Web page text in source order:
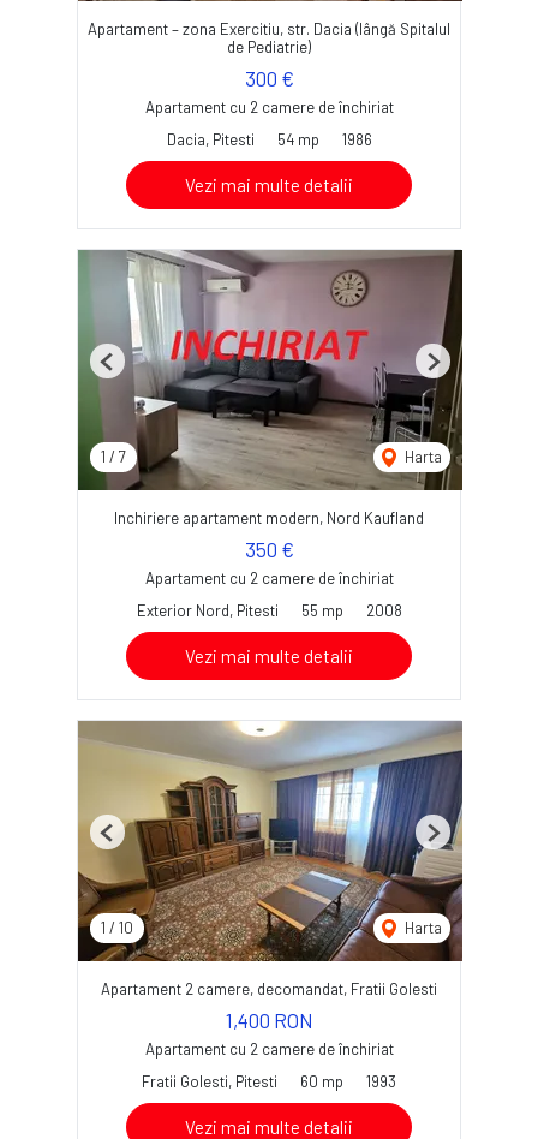
Apartament – zona Exercitiu, str. Dacia (lângă Spitalul
de Pediatrie)
300 €
Apartament cu 2 camere de închiriat
Dacia, Pitesti
54 mp 1986
Vezi mai multe detalii
1 / 7 Harta
Previous Next
Inchiriere apartament modern, Nord Kaufland
350 €
Apartament cu 2 camere de închiriat
Exterior Nord, Pitesti
55 mp 2008
Vezi mai multe detalii
1 / 10 Harta
Previous Next
Apartament 2 camere, decomandat, Fratii Golesti
1,400 RON
Apartament cu 2 camere de închiriat
Fratii Golesti, Pitesti
60 mp 1993
Vezi mai multe detalii